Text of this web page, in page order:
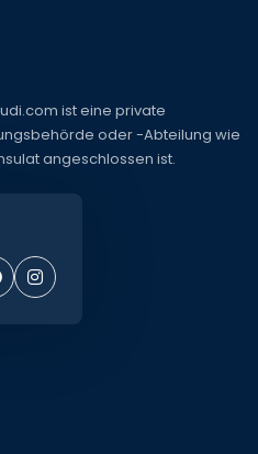
ist eine private
oder -Abteilung wie
angeschlossen ist.